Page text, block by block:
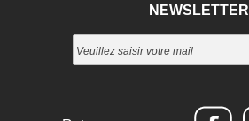
NEWSLETTER